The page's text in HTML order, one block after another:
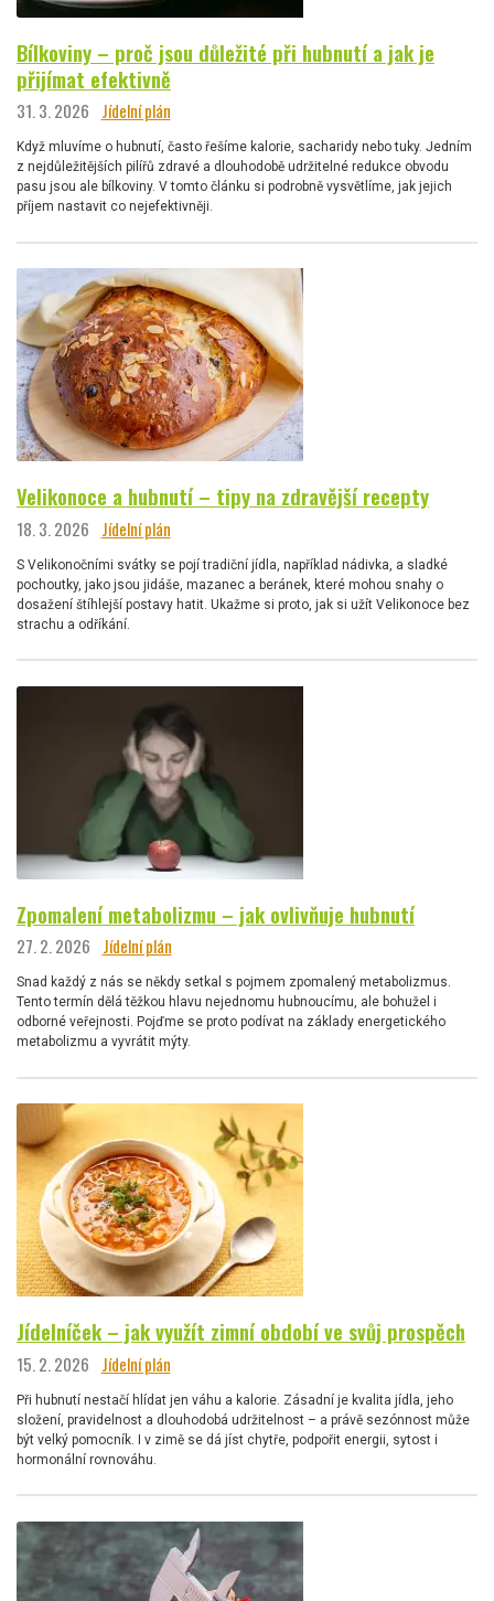
Bílkoviny – proč jsou důležité při hubnutí a jak je
přijímat efektivně
31. 3. 2026 Jídelní plán
Když mluvíme o hubnutí, často řešíme kalorie, sacharidy nebo tuky. Jedním
z nejdůležitějších pilířů zdravé a dlouhodobě udržitelné redukce obvodu
pasu jsou ale bílkoviny. V tomto článku si podrobně vysvětlíme, jak jejich
příjem nastavit co nejefektivněji.
Velikonoce a hubnutí – tipy na zdravější recepty
18. 3. 2026 Jídelní plán
S Velikonočními svátky se pojí tradiční jídla, například nádivka, a sladké
pochoutky, jako jsou jidáše, mazanec a beránek, které mohou snahy o
dosažení štíhlejší postavy hatit. Ukažme si proto, jak si užít Velikonoce bez
strachu a odříkání.
Zpomalení metabolizmu – jak ovlivňuje hubnutí
27. 2. 2026 Jídelní plán
Snad každý z nás se někdy setkal s pojmem zpomalený metabolizmus.
Tento termín dělá těžkou hlavu nejednomu hubnoucímu, ale bohužel i
odborné veřejnosti. Pojďme se proto podívat na základy energetického
metabolizmu a vyvrátit mýty.
Jídelníček – jak využít zimní období ve svůj prospěch
15. 2. 2026 Jídelní plán
Při hubnutí nestačí hlídat jen váhu a kalorie. Zásadní je kvalita jídla, jeho
složení, pravidelnost a dlouhodobá udržitelnost – a právě sezónnost může
být velký pomocník. I v zimě se dá jíst chytře, podpořit energii, sytost i
hormonální rovnováhu.